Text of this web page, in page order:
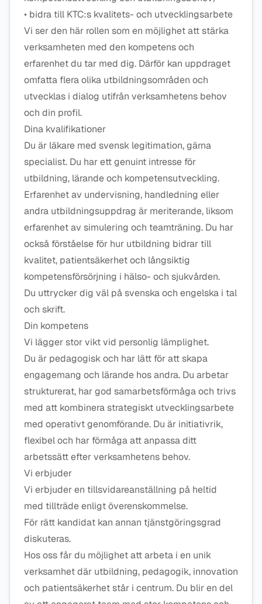
• bidra till KTC:s kvalitets- och utvecklingsarbete
Vi ser den här rollen som en möjlighet att stärka
verksamheten med den kompetens och
erfarenhet du tar med dig. Därför kan uppdraget
omfatta flera olika utbildningsområden och
utvecklas i dialog utifrån verksamhetens behov
och din profil.
Dina kvalifikationer
Du är läkare med svensk legitimation, gärna
specialist. Du har ett genuint intresse för
utbildning, lärande och kompetensutveckling.
Erfarenhet av undervisning, handledning eller
andra utbildningsuppdrag är meriterande, liksom
erfarenhet av simulering och teamträning. Du har
också förståelse för hur utbildning bidrar till
kvalitet, patientsäkerhet och långsiktig
kompetensförsörjning i hälso- och sjukvården.
Du uttrycker dig väl på svenska och engelska i tal
och skrift.
Din kompetens
Vi lägger stor vikt vid personlig lämplighet.
Du är pedagogisk och har lätt för att skapa
engagemang och lärande hos andra. Du arbetar
strukturerat, har god samarbetsförmåga och trivs
med att kombinera strategiskt utvecklingsarbete
med operativt genomförande. Du är initiativrik,
flexibel och har förmåga att anpassa ditt
arbetssätt efter verksamhetens behov.
Vi erbjuder
Vi erbjuder en tillsvidareanställning på heltid
med tillträde enligt överenskommelse.
För rätt kandidat kan annan tjänstgöringsgrad
diskuteras.
Hos oss får du möjlighet att arbeta i en unik
verksamhet där utbildning, pedagogik, innovation
och patientsäkerhet står i centrum. Du blir en del